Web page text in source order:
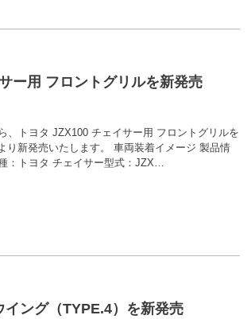
ー用 フロントグリルを新発売
、トヨタ JZX100 チェイサー用 フロントグリルを
り新発売いたします。 車両装着イメージ 製品情
：トヨタ チェイサー型式：JZX…
イング（TYPE.4）を新発売